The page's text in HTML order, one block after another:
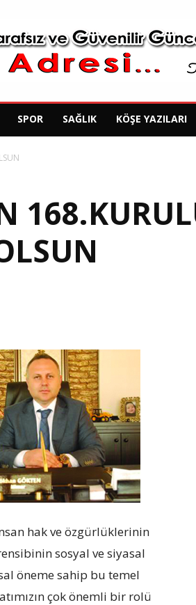
SPOR SAĞLIK KÖŞE YAZILARI
hak ve özgürlüklerinin
sosyal ve siyasal
öneme sahip bu temel
çok önemli bir rolü